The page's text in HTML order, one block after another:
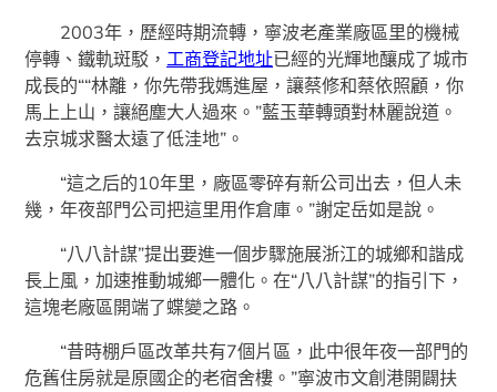
2003年，歷經時期流轉，寧波老產業廠區里的機械
停轉、鐵軌斑駁， 工商登記地址已經的光輝地釀成了城市
成長的““林離，你先帶我媽進屋，讓蔡修和蔡依照顧，你
馬上上山，讓絕塵大人過來。”藍玉華轉頭對林麗說道。
去京城求醫太遠了低洼地”。
“這之后的10年里，廠區零碎有新公司出去，但人未
幾，年夜部門公司把這里用作倉庫。”謝定岳如是說。
“八八計謀”提出要進一個步驟施展浙江的城鄉和諧成
長上風，加速推動城鄉一體化。在“八八計謀”的指引下，
這塊老廠區開端了蝶變之路。
“昔時棚戶區改革共有7個片區，此中很年夜一部門的
危舊住房就是原國企的老宿舍樓。”寧波市文創港開闢扶